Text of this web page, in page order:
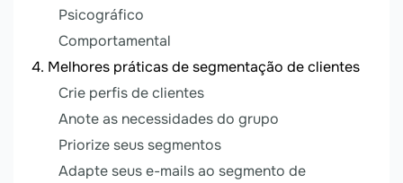
Psicográfico
Comportamental
Melhores práticas de segmentação de clientes
Crie perfis de clientes
Anote as necessidades do grupo
Priorize seus segmentos
Adapte seus e-mails ao segmento de